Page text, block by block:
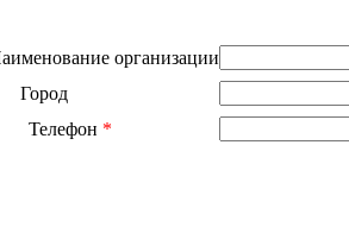
организации
Город
Телефон *